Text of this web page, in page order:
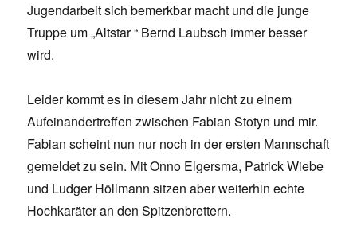
Jugendarbeit sich bemerkbar macht und die junge
Truppe um „Altstar “ Bernd Laubsch immer besser
wird.
Leider kommt es in diesem Jahr nicht zu einem
Aufeinandertreffen zwischen Fabian Stotyn und mir.
Fabian scheint nun nur noch in der ersten Mannschaft
gemeldet zu sein. Mit Onno Elgersma, Patrick Wiebe
und Ludger Höllmann sitzen aber weiterhin echte
Hochkaräter an den Spitzenbrettern.